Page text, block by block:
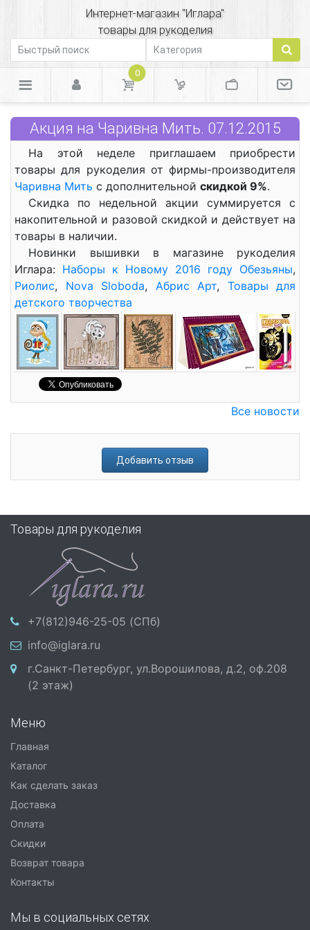
Интернет-магазин "Иглара"
товары для рукоделия
0
Акция на Чаривна Мить. 07.12.2015
На этой неделе приглашаем приобрести
товары для рукоделия от фирмы-производителя
Чаривна Мить с дополнительной скидкой 9%.
Скидка по недельной акции суммируется с
накопительной и разовой скидкой и действует на
товары в наличии.
Новинки вышивки в магазине рукоделия
Иглара: Наборы к Новому 2016 году Обезьяны,
Риолис, Nova Sloboda, Абрис Арт, Товары для
детского творчества
Все новости
Добавить отзыв
Товары для рукоделия
+7(812)946-25-05 (СПб)
info@iglara.ru
г.Санкт-Петербург, ул.Ворошилова, д.2, оф.208
(2 этаж)
Меню
Главная
Каталог
Как сделать заказ
Доставка
Оплата
Скидки
Возврат товара
Контакты
Мы в социальных сетях